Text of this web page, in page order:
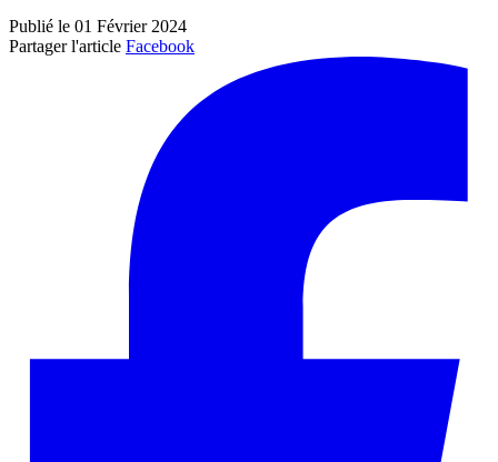
Publié le 01 Février 2024
Partager l'article Facebook